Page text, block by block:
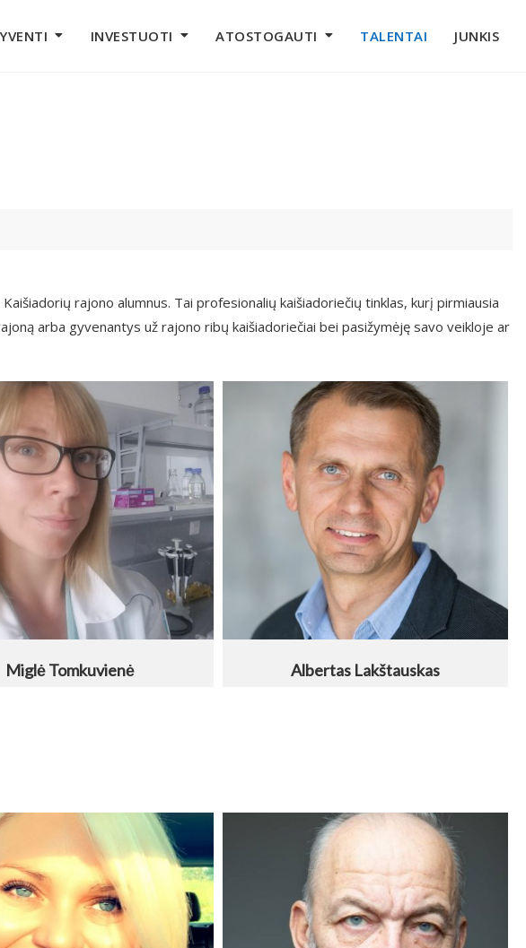
INVESTUOTI ATOSTOGAUTI TALENTAI JUNKIS
rajono alumnus. Tai profesionalių kaišiadoriečių tinklas, kurį pirmiausia
arba gyvenantys už rajono ribų kaišiadoriečiai bei pasižymėję savo veikloje ar
Miglė Tomkuvienė Albertas Lakštauskas